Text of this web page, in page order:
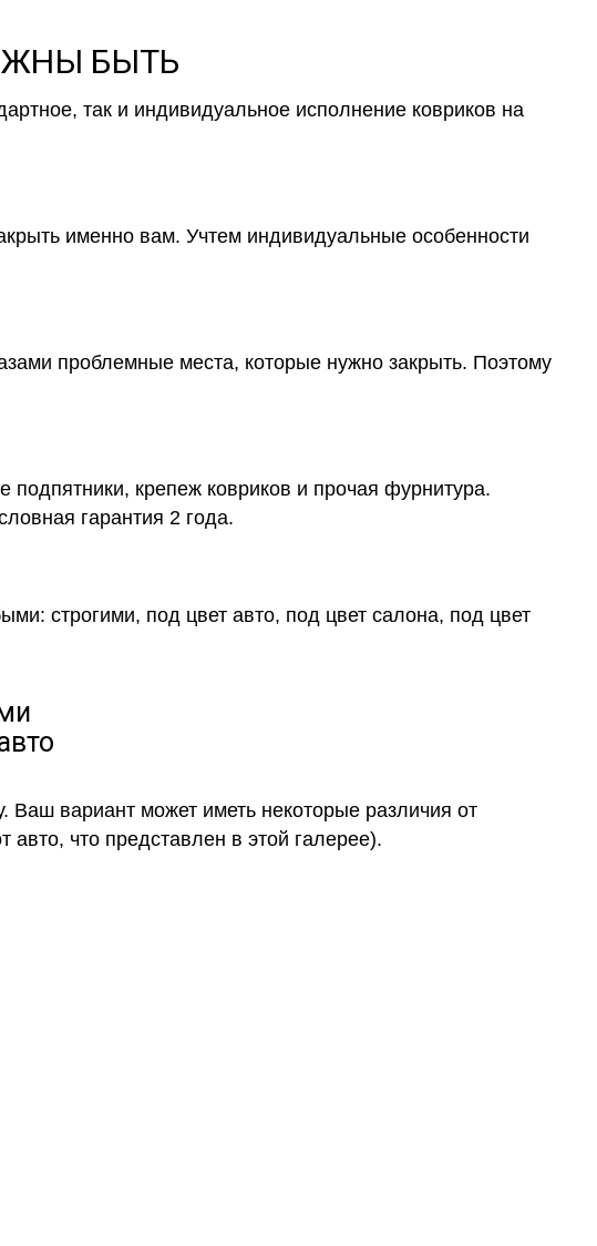
БЫТЬ
так и индивидуальное исполнение ковриков на
именно вам. Учтем индивидуальные особенности
проблемные места, которые нужно закрыть. Поэтому
крепеж ковриков и прочая фурнитура.
гарантия 2 года.
строгими, под цвет авто, под цвет салона, под цвет
Ваш вариант может иметь некоторые различия от
что представлен в этой галерее).